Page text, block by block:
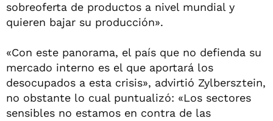
sobreoferta de productos a nivel mundial y
quieren bajar su producción».
«Con este panorama, el país que no defienda su
mercado interno es el que aportará los
desocupados a esta crisis», advirtió Zylbersztein,
no obstante lo cual puntualizó: «Los sectores
sensibles no estamos en contra de las